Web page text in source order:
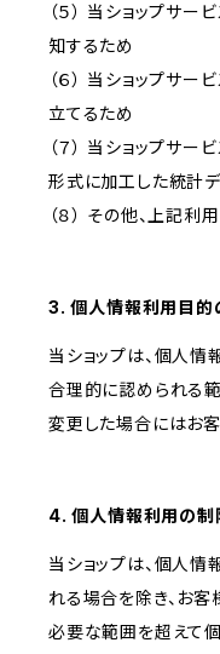
（５） 当ショップサ
知するため
（６） 当ショップサ
立てるため
（７） 当ショップサ
形式に加工した統計
（８） その他、上記
3. 個人情報利用目的
当ショップは、個人
合理的に認められる
変更した場合にはお
4. 個人情報利用の制
当ショップは、個人
れる場合を除き、お
必要な範囲を超えて